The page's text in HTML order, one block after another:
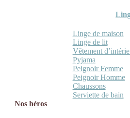
Linge de maison
Linge de lit
Vêtement
Pyjama
Peignoir Femme
Peignoir Homme
Chaussons
Serviette de bain
Nos héros